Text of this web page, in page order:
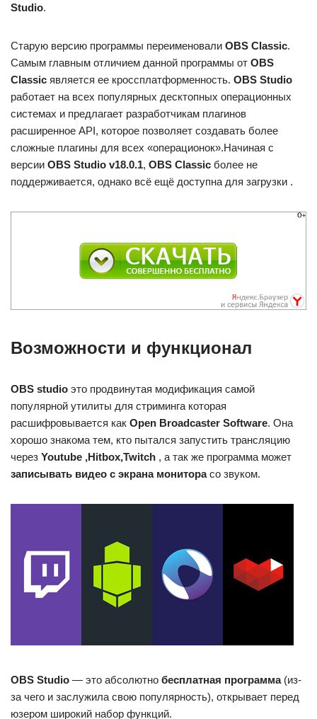
Studio.
Старую версию программы переименовали OBS Classic.
Самым главным отличием данной программы от OBS
Classic является ее кроссплатформенность. OBS Studio
работает на всех популярных десктопных операционных
системах и предлагает разработчикам плагинов
расширенное API, которое позволяет создавать более
сложные плагины для всех «операционок».Начиная с
версии OBS Studio v18.0.1, OBS Classic более не
поддерживается, однако всё ещё доступна для загрузки .
Возможности и функционал
OBS studio это продвинутая модификация самой
популярной утилиты для стриминга которая
расшифровывается как Open Broadcaster Software. Она
хорошо знакома тем, кто пытался запустить трансляцию
через Youtube ,Hitbox,Twitch , а так же программа может
записывать видео с экрана мониторасо звуком.
OBS Studio — это абсолютно бесплатная программа(из-
за чего и заслужила свою популярность), открывает перед
юзером широкий набор функций.